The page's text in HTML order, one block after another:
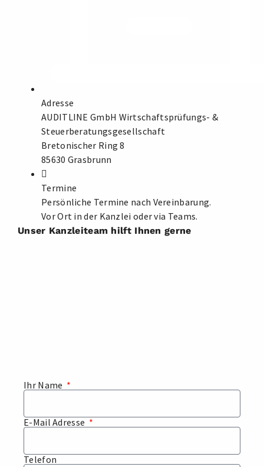
Adresse
AUDITLINE GmbH Wirtschaftsprüfungs- &
Steuerberatungsgesellschaft
Bretonischer Ring 8
85630 Grasbrunn
Termine
Persönliche Termine nach Vereinbarung.
Vor Ort in der Kanzlei oder via Teams.
Unser Kanzleiteam hilft Ihnen gerne
Ihr Name
E-Mail Adresse
Telefon